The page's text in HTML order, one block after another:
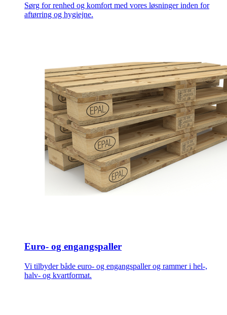
Sørg for renhed og komfort med vores løsninger inden for
aftørring og hygiejne.
Euro- og engangspaller
Vi tilbyder både euro- og engangspaller og rammer i hel-,
halv- og kvartformat.